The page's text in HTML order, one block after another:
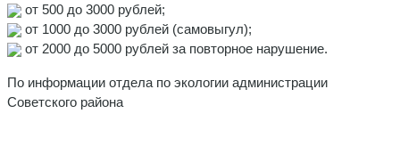
от 500 до 3000 рублей;
от 1000 до 3000 рублей (самовыгул);
от 2000 до 5000 рублей за повторное нарушение.
По информации отдела по экологии администрации
Советского района